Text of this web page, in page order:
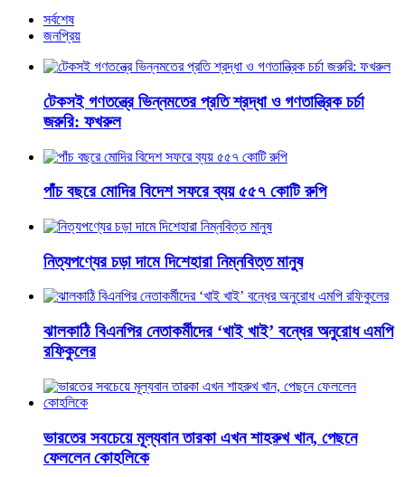
সর্বশেষ
জনপ্রিয়
টেকসই গণতন্ত্রে ভিন্নমতের প্রতি শ্রদ্ধা ও গণতান্ত্রিক চর্চা
জরুরি: ফখরুল
পাঁচ বছরে মোদির বিদেশ সফরে ব্যয় ৫৫৭ কোটি রুপি
নিত্যপণ্যের চড়া দামে দিশেহারা নিম্নবিত্ত মানুষ
ঝালকাঠি বিএনপির নেতাকর্মীদের ‘খাই খাই’ বন্ধের অনুরোধ এমপি
রফিকুলের
ভারতের সবচেয়ে মূল্যবান তারকা এখন শাহরুখ খান, পেছনে
ফেললেন কোহলিকে